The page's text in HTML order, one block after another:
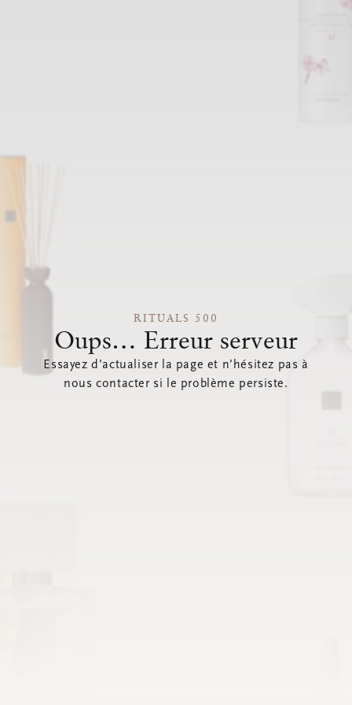
RITUALS 500
Oups… Erreur serveur
Essayez d’actualiser la page et n’hésitez pas à
nous contacter si le problème persiste.